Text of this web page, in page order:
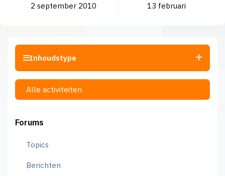
2 september 2010
13 februari
Inhoudstype
Alle activiteiten
Forums
Topics
Berichten